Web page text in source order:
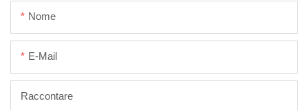
Nome
E-Mail
Raccontare